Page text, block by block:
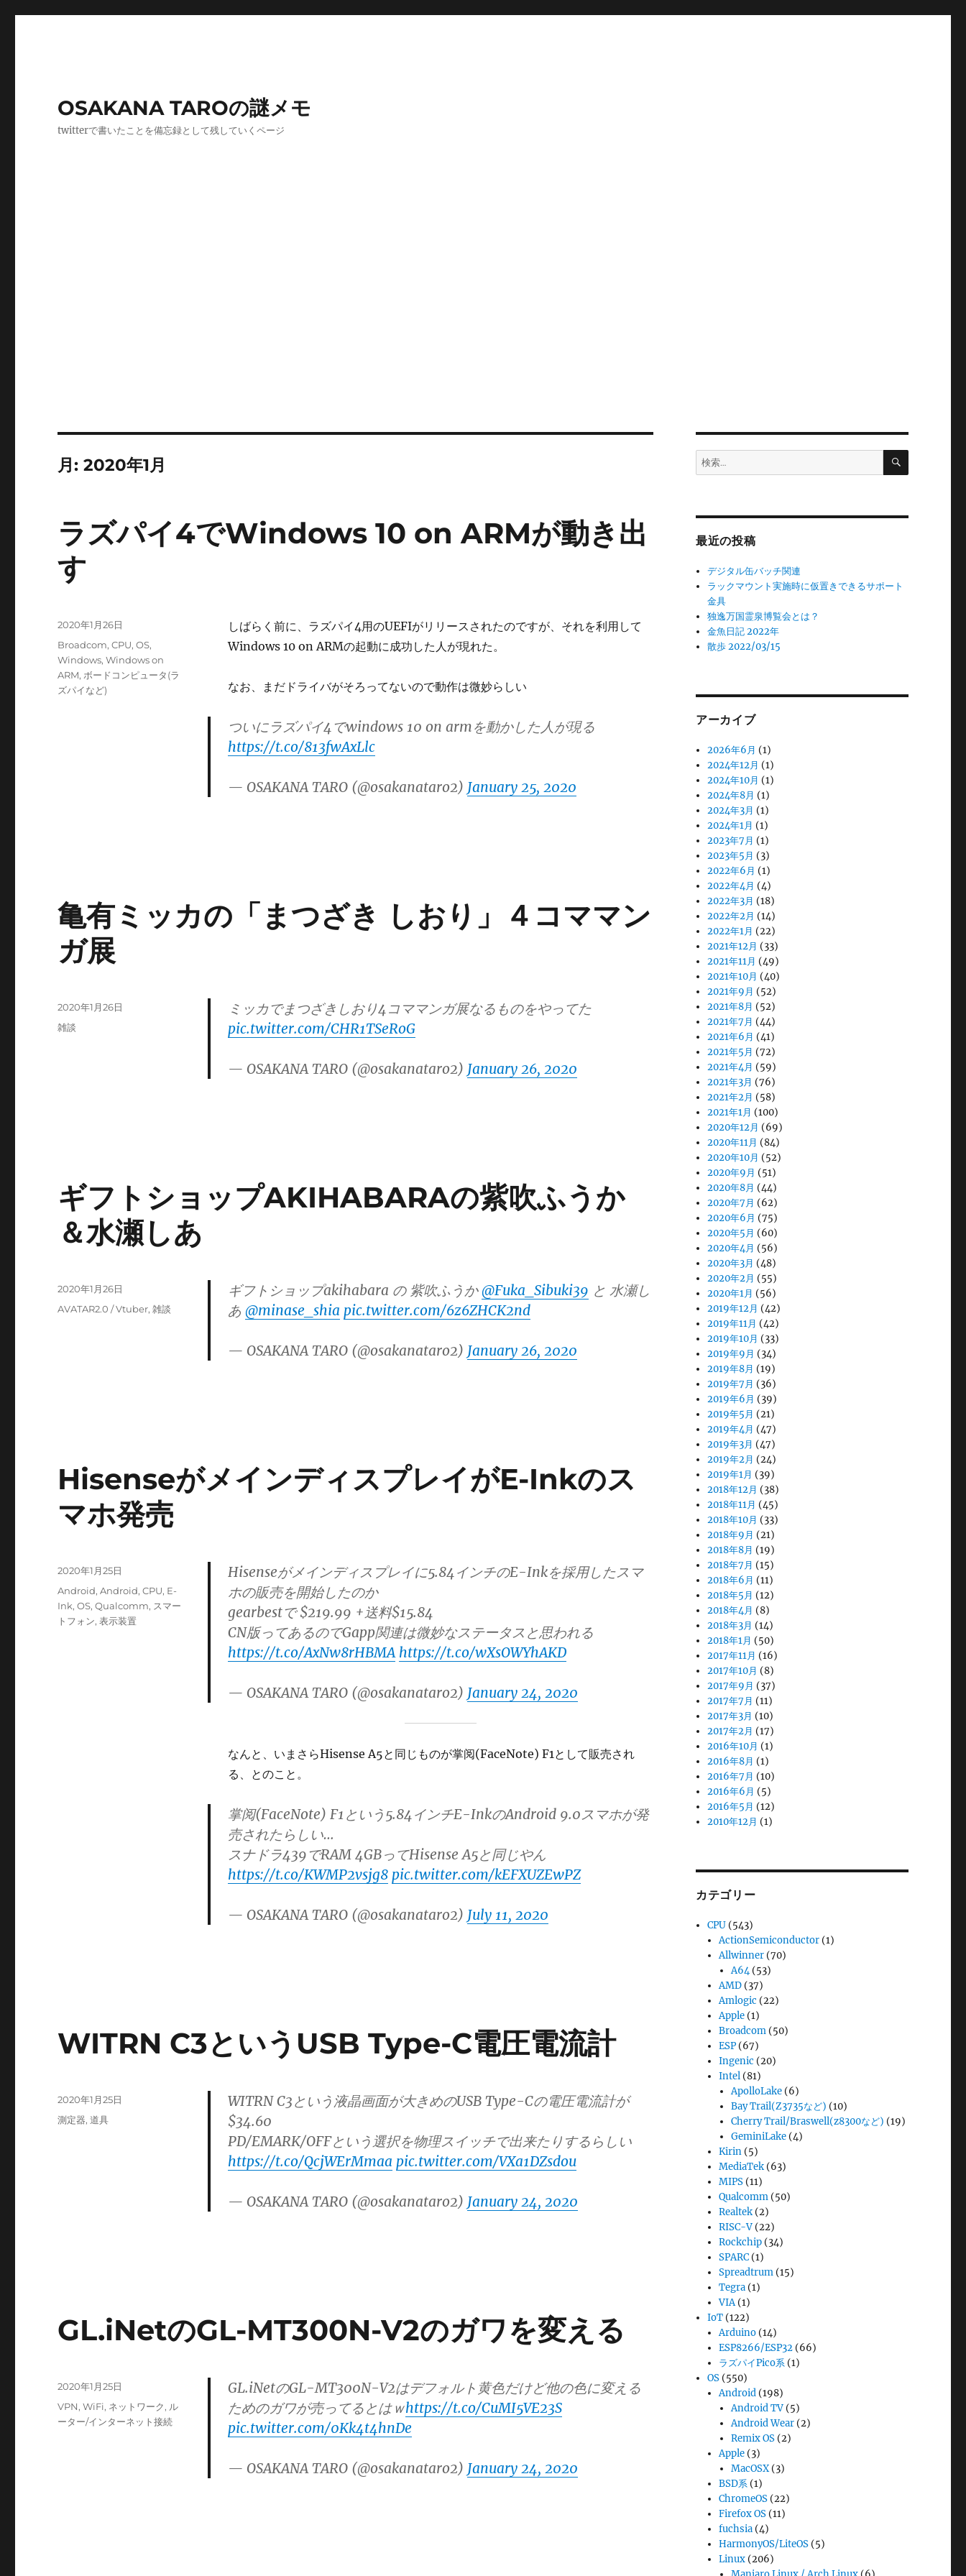
OSAKANA TAROの謎メモ
twitterで書いたことを備忘録として残していくページ
月:2020年1月
ラズパイ4でWindows 10 on ARMが動き出
す
しばらく前に、ラズパイ4用のUEFIがリリースされたのですが、それを利用して
Windows 10 on ARMの起動に成功した人が現れた。
なお、まだドライバがそろってないので動作は微妙らしい
ついにラズパイ4でwindows 10 on armを動かした人が現る
https://t.co/813fwAxLlc
— OSAKANA TARO (@osakanataro2) January 25, 2020
投
日:
2020年1月26日
カ
テ
ゴ
リ
Broadcom,CPU,OS,
Windows,Windows on
ARM, ボードコンピュータ(ラ
ズパイなど)
亀有ミッカの「まつざき しおり」４コママン
ガ展
ミッカでまつざきしおり4コママンガ展なるものをやってた
pic.twitter.com/CHR1TSeRoG
— OSAKANA TARO (@osakanataro2) January 26, 2020
投
稿
2020年1月26日
カ
雑談
ギフトショップAKIHABARAの紫吹ふうか
＆水瀬しあ
ギフトショップakihabara の 紫吹ふうか@Fuka_Sibuki39 と 水瀬し
あ @minase_shia pic.twitter.com/6z6ZHCK2nd
— OSAKANA TARO (@osakanataro2) January 26, 2020
投
2020年1月26日
カ
AVATAR2.0 / Vtuber,雑談
HisenseがメインディスプレイがE-Inkのス
マホ発売
Hisenseがメインディスプレイに5.84インチのE-Inkを採用したスマ
ホの販売を開始したのか
gearbestで $219.99 +送料$15.84
CN版ってあるのでGapp関連は微妙なステータスと思われる
https://t.co/AxNw8rHBMA https://t.co/wXsOWYhAKD
— OSAKANA TARO (@osakanataro2) January 24, 2020
なんと、いまさらHisense A5と同じものが掌阅(FaceNote) F1として販売され
る、とのこと。
掌阅(FaceNote) F1という5.84インチE-InkのAndroid 9.0スマホが発
売されたらしい…
スナドラ439でRAM 4GBってHisense A5と同じやん
https://t.co/KWMP2vsjg8 pic.twitter.com/kEFXUZEwPZ
— OSAKANA TARO (@osakanataro2) July 11, 2020
投
日:
2020年1月25日
カ
テ
ゴ
Android,Android,CPU, E-
Ink,OS,Qualcomm, スマー
トフォン,表示装置
WITRN C3というUSB Type-C電圧電流計
WITRN C3という液晶画面が大きめのUSB Type-Cの電圧電流計が
$34.60
PD/EMARK/OFFという選択を物理スイッチで出来たりするらしい
https://t.co/QcjWErMmaa pic.twitter.com/VXa1DZsdou
— OSAKANA TARO (@osakanataro2) January 24, 2020
投
稿
2020年1月25日
カ
測定器,道具
GL.iNetのGL-MT300N-V2のガワを変える
GL.iNetのGL-MT300N-V2はデフォルト黄色だけど他の色に変える
ためのガワが売ってるとはｗhttps://t.co/CuMI5VE23S
pic.twitter.com/0Kk4t4hnDe
— OSAKANA TARO (@osakanataro2) January 24, 2020
投
2020年1月25日
カ
テ
VPN,WiFi, ネットワーク, ル
ーター/インターネット接続
検
索:
検
最近の投稿
デジタル缶バッチ関連
ラックマウント実施時に仮置きできるサポート
金具
独逸万国霊泉博覧会とは？
金魚日記 2022年
散歩 2022/03/15
アーカイブ
2026年6月 (1)
2024年12月 (1)
2024年10月 (1)
2024年8月 (1)
2024年3月 (1)
2024年1月 (1)
2023年7月 (1)
2023年5月 (3)
2022年6月 (1)
2022年4月 (4)
2022年3月 (18)
2022年2月 (14)
2022年1月 (22)
2021年12月 (33)
2021年11月 (49)
2021年10月 (40)
2021年9月 (52)
2021年8月 (52)
2021年7月 (44)
2021年6月 (41)
2021年5月 (72)
2021年4月 (59)
2021年3月 (76)
2021年2月 (58)
2021年1月 (100)
2020年12月 (69)
2020年11月 (84)
2020年10月 (52)
2020年9月 (51)
2020年8月 (44)
2020年7月 (62)
2020年6月 (75)
2020年5月 (60)
2020年4月 (56)
2020年3月 (48)
2020年2月 (55)
2020年1月 (56)
2019年12月 (42)
2019年11月 (42)
2019年10月 (33)
2019年9月 (34)
2019年8月 (19)
2019年7月 (36)
2019年6月 (39)
2019年5月 (21)
2019年4月 (47)
2019年3月 (47)
2019年2月 (24)
2019年1月 (39)
2018年12月 (38)
2018年11月 (45)
2018年10月 (33)
2018年9月 (21)
2018年8月 (19)
2018年7月 (15)
2018年6月 (11)
2018年5月 (12)
2018年4月 (8)
2018年3月 (14)
2018年1月 (50)
2017年11月 (16)
2017年10月 (8)
2017年9月 (37)
2017年7月 (11)
2017年3月 (10)
2017年2月 (17)
2016年10月 (1)
2016年8月 (1)
2016年7月 (10)
2016年6月 (5)
2016年5月 (12)
2010年12月 (1)
カテゴリー
CPU (543)
ActionSemiconductor (1)
Allwinner (70)
A64(53)
AMD (37)
Amlogic (22)
Apple (1)
Broadcom (50)
ESP (67)
Ingenic (20)
Intel (81)
ApolloLake(6)
Bay Trail(Z3735など) (10)
Cherry Trail/Braswell(z8300など) (19)
GeminiLake(4)
Kirin (5)
MediaTek (63)
MIPS (11)
Qualcomm (50)
Realtek (2)
RISC-V (22)
Rockchip (34)
SPARC (1)
Spreadtrum (15)
Tegra (1)
VIA(1)
IoT (122)
Arduino (14)
ESP8266/ESP32 (66)
ラズパイPico系 (1)
OS (550)
Android (198)
Android TV(5)
Android Wear(2)
Remix OS(2)
Apple (3)
MacOSX(3)
BSD系 (1)
ChromeOS (22)
Firefox OS (11)
fuchsia (4)
HarmonyOS/LiteOS (5)
Linux (206)